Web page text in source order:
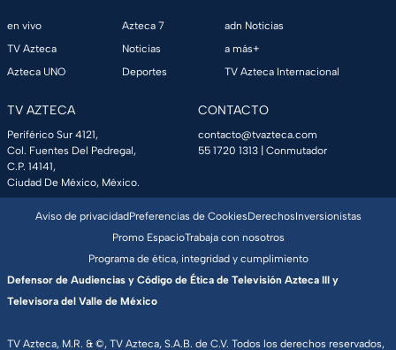
en vivo
TV Azteca
Azteca UNO
Azteca 7
Noticias
Deportes
adn Noticias
a más+
TV Azteca Internacional
TV AZTECA
Periférico Sur 4121,
Col. Fuentes Del Pedregal,
C.P. 14141,
Ciudad De México, México.
CONTACTO
contacto@tvazteca.com
55 1720 1313 | Conmutador
TV Azteca, M.R. & ©, TV Azteca, S.A.B. de C.V. Todos los derechos reservados,
Aviso de privacidadPreferencias de CookiesDerechosInversionistas
Promo EspacioTrabaja con nosotros
Programa de ética, integridad y cumplimiento
Defensor de Audiencias y Código de Ética de Televisión Azteca III y
Televisora del Valle de México